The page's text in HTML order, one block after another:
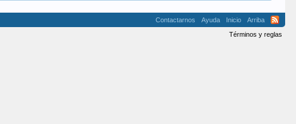
Contactarnos Ayuda Inicio
Arriba
Términos y reglas